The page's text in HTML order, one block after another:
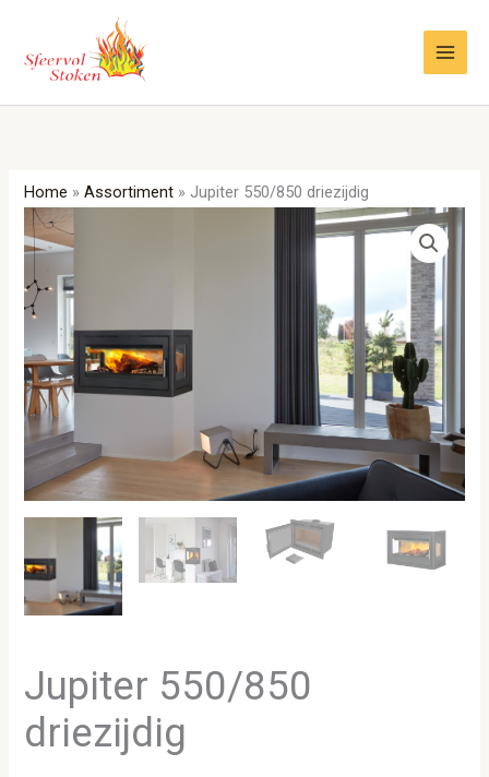
inhoud
Home »Assortiment » Jupiter 550/850 driezijdig
Jupiter 550/850
driezijdig